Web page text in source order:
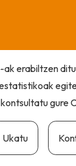
erabiltzen
gure
Ukatu